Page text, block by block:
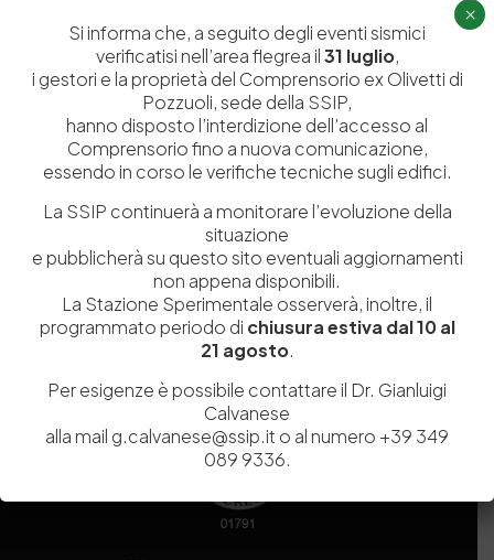
Contribuenti
Amministrazione Trasparente
Codice fiscale e Partita Iva07936981211
Iscrizione REA
NA 920756
Codice di iscrizione all’Anagrafe Nazionale delle Ricerche del
MIUR 000290_EIRI
Euro9.690.240,00
stazionesperimentaleindustriapelli@legalmail.it
Sede legaleVia Campi Flegrei, 34 – 80078 Pozzuoli (NA) – Tel. +39
Si informa che, a seguito degli eventi sismici
verificatisi nell’area flegrea il31 luglio,
i gestori e la proprietà del Comprensorio ex Olivetti di
Pozzuoli, sede della SSIP,
hanno disposto l’interdizione dell’accesso al
Comprensorio fino a nuova comunicazione,
essendo in corso le verifiche tecniche sugli edifici.
La SSIP continuerà a monitorare l’evoluzione della
situazione
e pubblicherà su questo sito eventuali aggiornamenti
non appena disponibili.
La Stazione Sperimentale osserverà, inoltre, il
programmato periodo di chiusura estiva dal 10 al
21 agosto.
Per esigenze è possibile contattare il Dr. Gianluigi
Calvanese
alla mail g.calvanese@ssip.it o al numero +39 349
089 9336.
×